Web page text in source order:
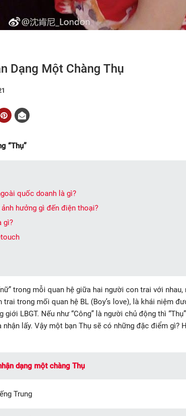
Dạng Một Chàng Thụ
“Thụ”
quốc doanh là gì?
hưởng gì đến điện thoại?
gì?
trong mỗi quan hệ giữa hai người con trai với
trong mối quan hệ BL (Boy’s love), là khái niệm
LBGT. Nếu như “Công” là người chủ động thì
nhận lấy. Vậy một bạn Thụ sẽ có những đặc điểm gì?
dạng một chàng Thụ
Trung